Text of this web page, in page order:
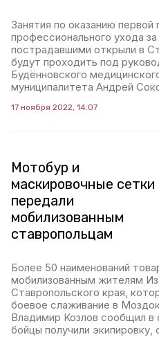
Занятия по оказанию
профессионального ухода
пострадавшими открыли в
будут проходить под
Будённовского
муниципалитета Андрей
17 ноября 2022, 14:07
Мотобур и
маскировочные сетки
передали
мобилизованным
ставропольцам
Более 50 наименований
мобилизованным жителям
Ставропольского края,
боевое слаживание в
Владимир Козлов сообщил в
бойцы получили